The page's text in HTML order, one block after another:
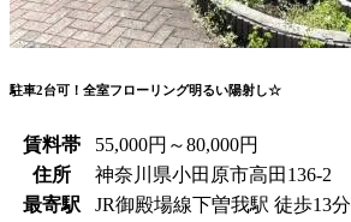
駐車2台可！全室フローリング明るい陽射し☆
賃料帯
55,000円～80,000円
住所
神奈川県小田原市高田136-2
最寄駅
JR御殿場線下曽我駅 徒歩13分